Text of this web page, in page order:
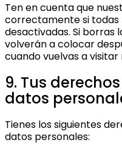
Ten en cuenta que
correctamente si todas
desactivadas. Si borras
volverán a colocar
cuando vuelvas a visitar
9. Tus
datos
Tienes los siguientes
datos personales: